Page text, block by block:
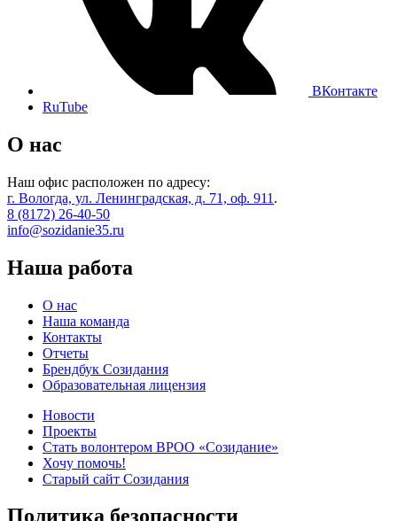
ВКонтакте
RuTube
О нас
Наш офис расположен по адресу:
г. Вологда, ул. Ленинградская, д. 71, оф. 911 .
8 (8172) 26-40-50
info@sozidanie35.ru
Наша работа
О нас
Наша команда
Контакты
Отчеты
Брендбук Созидания
Образовательная лицензия
Новости
Проекты
Стать волонтером ВРОО «Созидание»
Хочу помочь!
Старый сайт Созидания
Политика безопасности